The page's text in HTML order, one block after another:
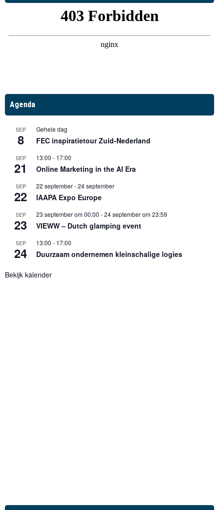
Agenda
SEP
8
Gehele dag
FEC inspiratietour Zuid-Nederland
SEP
21
13:00 - 17:00
Online Marketing in the AI Era
SEP
22
22 september-24 september
IAAPA Expo Europe
SEP
23
23 september om 00:00 -24 september om 23:59
VIEWW – Dutch glamping event
SEP
24
13:00 - 17:00
Duurzaam ondernemen kleinschalige logies
Bekijk kalender